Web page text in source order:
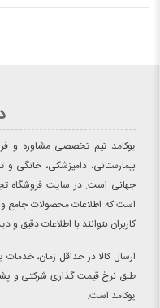
یوکامد تیم تخصصی مشاوره و
بیمارستانی، دامپزشکی، خانگی
جهانی است. در سایت فروشگاه
است که اطلاعات محصولات جامع و
کاربران بتوانند با اطلاعات دقیق
ارسال کالا در حداقل زمان،
یوکامد است.